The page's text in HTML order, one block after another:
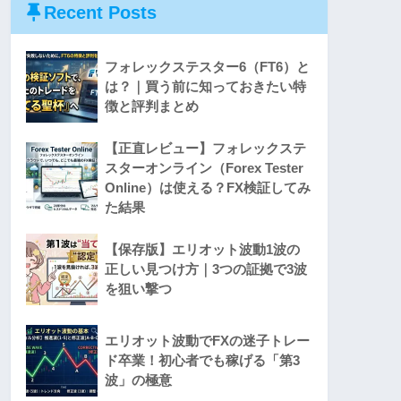
Recent Posts
フォレックステスター6（FT6）と
は？｜買う前に知っておきたい特
徴と評判まとめ
【正直レビュー】フォレックステ
スターオンライン（Forex Tester
Online）は使える？FX検証してみ
た結果
【保存版】エリオット波動1波の
正しい見つけ方｜3つの証拠で3波
を狙い撃つ
エリオット波動でFXの迷子トレー
ド卒業！初心者でも稼げる「第3
波」の極意